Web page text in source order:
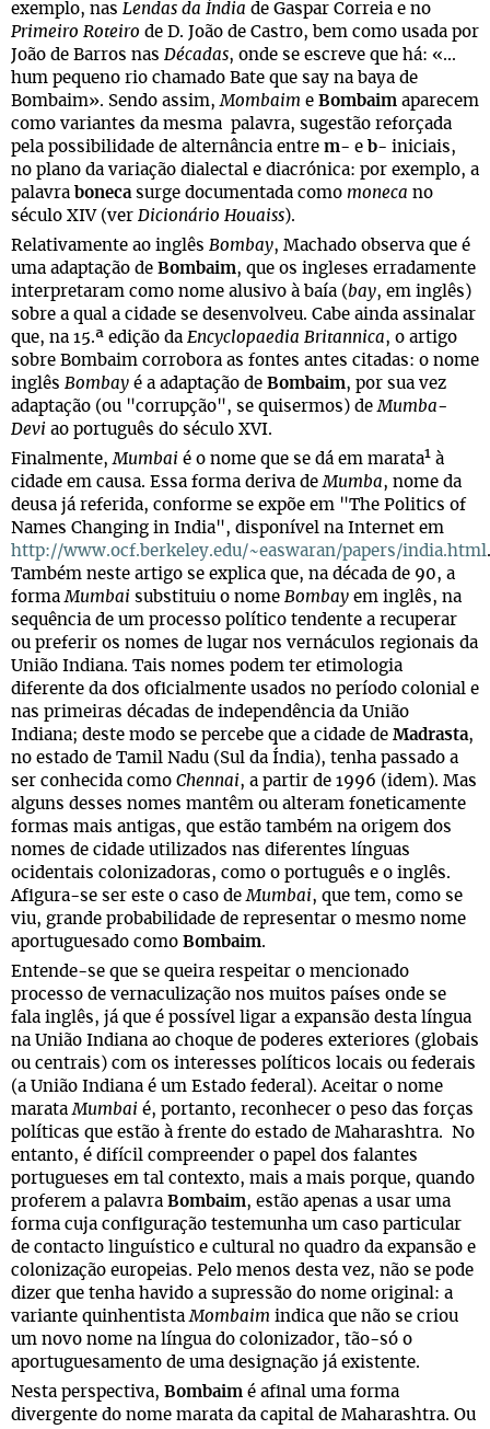
exemplo, nas Lendas da Índia de Gaspar Correia e no
Primeiro Roteiro de D. João de Castro, bem como usada por
João de Barros nas Décadas, onde se escreve que há: «...
hum pequeno rio chamado Bate que say na baya de
Bombaim». Sendo assim,Mombaim e Bombaim aparecem
como variantes da mesma palavra, sugestão reforçada
pela possibilidade de alternância entre m- e b- iniciais,
no plano da variação dialectal e diacrónica: por exemplo, a
palavra bonecasurge documentada como moneca no
século XIV (ver Dicionário Houaiss).
Relativamente ao inglês Bombay, Machado observa que é
uma adaptação de Bombaim, que os ingleses erradamente
interpretaram como nome alusivo à baía (bay, em inglês)
sobre a qual a cidade se desenvolveu. Cabe ainda assinalar
que, na 15.ª edição da Encyclopaedia Britannica, o artigo
sobre Bombaim corrobora as fontes antes citadas: o nome
inglês Bombay é a adaptação de Bombaim, por sua vez
adaptação (ou "corrupção", se quisermos) deMumba-
Devi ao português do século XVI.
Finalmente,Mumbai é o nome que se dá em marata1 à
cidade em causa. Essa forma deriva deMumba, nome da
deusa já referida, conforme se expõe em "The Politics of
Names Changing in India", disponível na Internet em
http://www.ocf.berkeley.edu/~easwaran/papers/india.html.
Também neste artigo se explica que, na década de 90, a
formaMumbai substituiu o nome Bombay em inglês, na
sequência de um processo político tendente a recuperar
ou preferir os nomes de lugar nos vernáculos regionais da
União Indiana. Tais nomes podem ter etimologia
diferente da dos oficialmente usados no período colonial e
nas primeiras décadas de independência da União
Indiana; deste modo se percebe que a cidade de Madrasta,
no estado de Tamil Nadu (Sul da Índia), tenha passado a
ser conhecida como Chennai, a partir de 1996 (idem). Mas
alguns desses nomes mantêm ou alteram foneticamente
formas mais antigas, que estão também na origem dos
nomes de cidade utilizados nas diferentes línguas
ocidentais colonizadoras, como o português e o inglês.
Afigura-se ser este o caso deMumbai, que tem, como se
viu, grande probabilidade de representar o mesmo nome
aportuguesado como Bombaim.
Entende-se que se queira respeitar o mencionado
processo de vernaculização nos muitos países onde se
fala inglês, já que é possível ligar a expansão desta língua
na União Indiana ao choque de poderes exteriores (globais
ou centrais) com os interesses políticos locais ou federais
(a União Indiana é um Estado federal). Aceitar o nome
marataMumbai é, portanto, reconhecer o peso das forças
políticas que estão à frente do estado de Maharashtra. No
entanto, é difícil compreender o papel dos falantes
portugueses em tal contexto, mais a mais porque, quando
proferem a palavra Bombaim, estão apenas a usar uma
forma cuja configuração testemunha um caso particular
de contacto linguístico e cultural no quadro da expansão e
colonização europeias. Pelo menos desta vez, não se pode
dizer que tenha havido a supressão do nome original: a
variante quinhentistaMombaim indica que não se criou
um novo nome na língua do colonizador, tão-só o
aportuguesamento de uma designação já existente.
Nesta perspectiva, Bombaim é afinal uma forma
divergente do nome marata da capital de Maharashtra. Ou